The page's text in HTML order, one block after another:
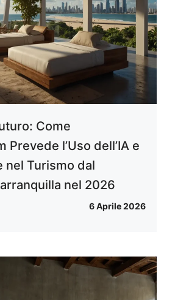
Come
Prevede l’Uso dell’IA e
nel Turismo dal
nel 2026
6 Aprile 2026